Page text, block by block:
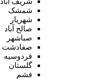
شمشک
شهریار
صالح آباد
صباشهر
صفادشت
فردوسیه
گلستان
فشم